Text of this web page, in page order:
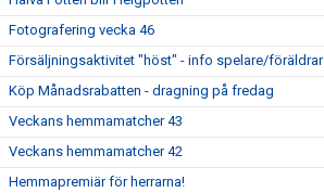
Fotografering vecka 46
Försäljningsaktivitet "höst" - info spelare/föräldrar
Köp Månadsrabatten - dragning på fredag
Veckans hemmamatcher 43
Veckans hemmamatcher 42
Hemmapremiär för herrarna!